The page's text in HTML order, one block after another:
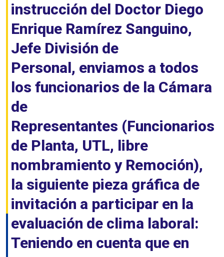
instrucción del Doctor Diego
Enrique Ramírez Sanguino,
Jefe División de
Personal, enviamos a todos
los funcionarios de la Cámara
de
Representantes (Funcionarios
de Planta, UTL, libre
nombramiento y Remoción),
la siguiente pieza gráfica de
invitación a participar en la
evaluación de clima laboral:
Teniendo en cuenta que en